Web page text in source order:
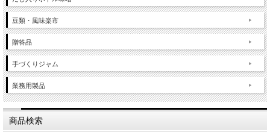
豆類・風味楽市
贈答品
手づくりジャム
業務用製品
商品検索